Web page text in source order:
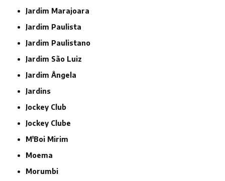
Jardim Marajoara
Jardim Paulista
Jardim Paulistano
Jardim São Luiz
Jardim Ângela
Jardins
Jockey Club
Jockey Clube
M'Boi Mirim
Moema
Morumbi